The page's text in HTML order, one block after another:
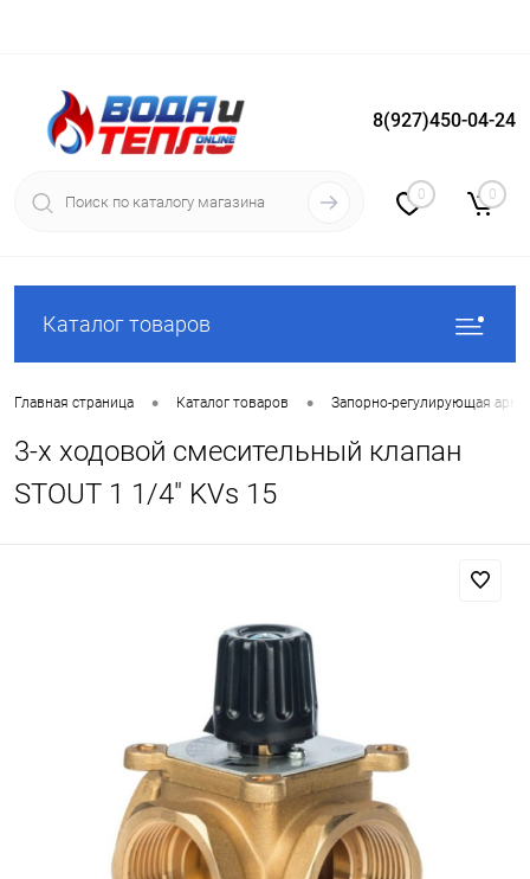
Вход Регистрация
8(927)450-04-24
0 0
Каталог товаров
Главная страница • Каталог товаров • Запорно-регулирующая
3-х ходовой смесительный клапан
STOUT 1 1/4" KVs 15